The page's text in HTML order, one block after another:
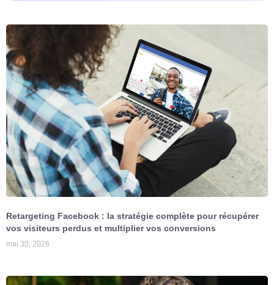
Retargeting Facebook : la stratégie complète pour récupérer
vos visiteurs perdus et multiplier vos conversions
mai 30, 2026